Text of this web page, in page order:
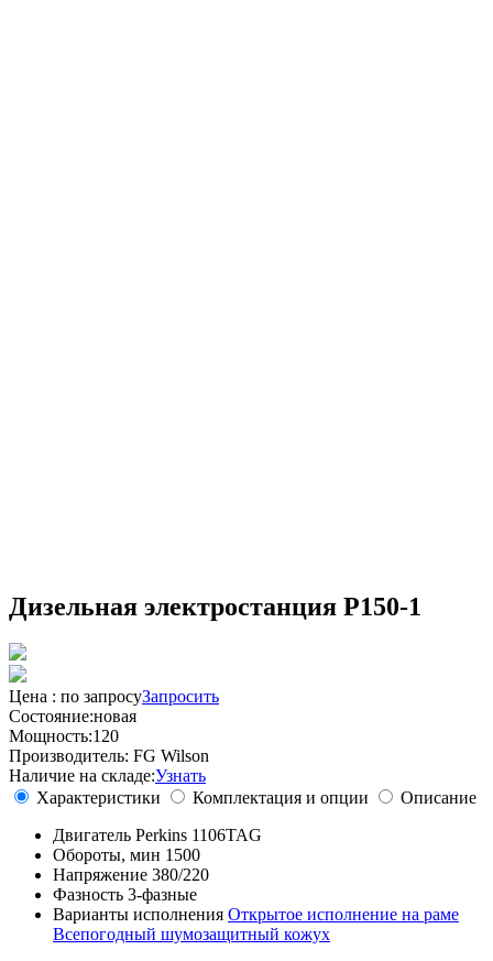
Дизельная электростанция P150-1
Цена : по запросуЗапросить
Состояние:новая
Мощность:120
Производитель: FG Wilson
Наличие на складе:Узнать
Характеристики
Комплектация и опции
Описание
Двигатель Perkins 1106TAG
Обороты, мин 1500
Напряжение 380/220
Фазность 3-фазные
Варианты исполнения Открытое исполнение на раме
Всепогодный шумозащитный кожух